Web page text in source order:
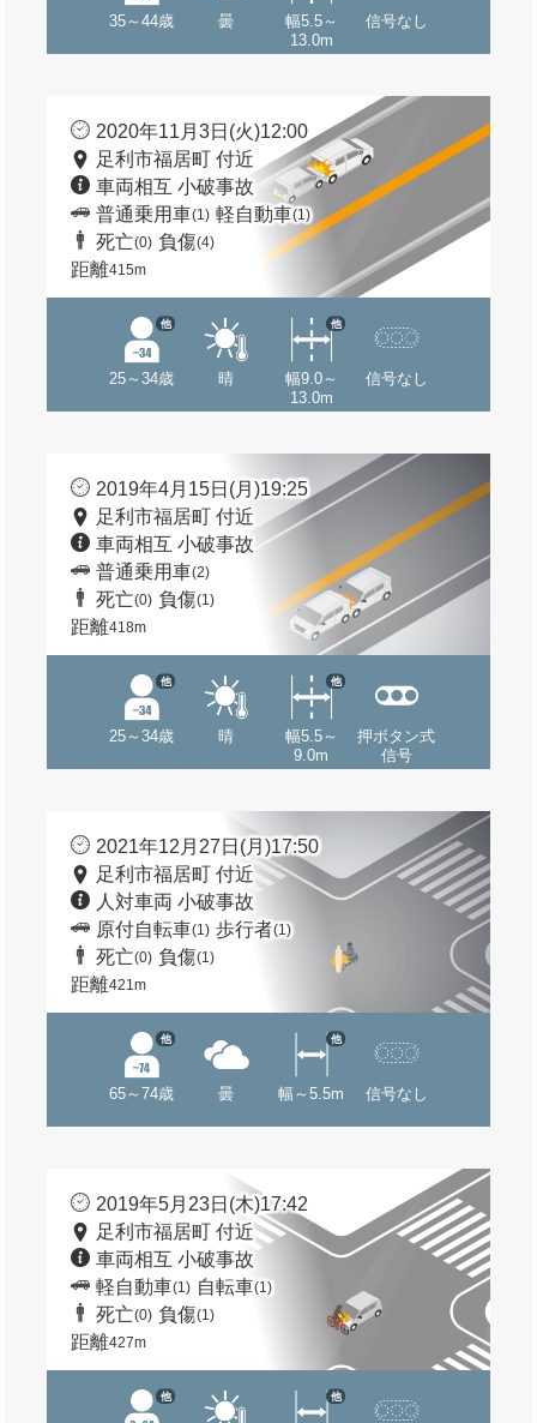
35～44歳 曇
幅5.5～
13.0m
信号なし
2020年11月3日(火)12:00
足利市福居町 付近
車両相互 小破事故
普通乗用車(1) 軽自動車(1)
死亡(0) 負傷(4)
距離415m
25～34歳
他
晴
幅9.0～
13.0m
他
信号なし
2019年4月15日(月)19:25
足利市福居町 付近
車両相互 小破事故
普通乗用車(2)
死亡(0) 負傷(1)
距離418m
25～34歳
他
晴
幅5.5～
9.0m
他
押ボタン式
信号
2021年12月27日(月)17:50
足利市福居町 付近
人対車両 小破事故
原付自転車(1) 歩行者(1)
死亡(0) 負傷(1)
距離421m
65～74歳
他
曇 幅～5.5m
他
信号なし
2019年5月23日(木)17:42
足利市福居町 付近
車両相互 小破事故
軽自動車(1) 自転車(1)
死亡(0) 負傷(1)
距離427m
他 他